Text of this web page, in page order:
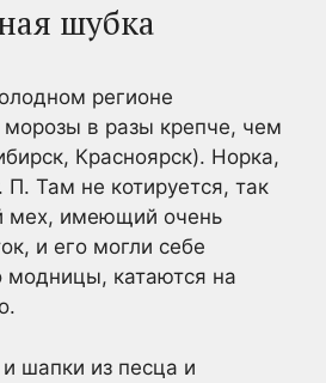
шубка
регионе
морозы в разы крепче, чем
Красноярск). Норка,
П. Там не котируется, так
мех, имеющий очень
и его могли себе
модницы, катаются на
шапки из песца и